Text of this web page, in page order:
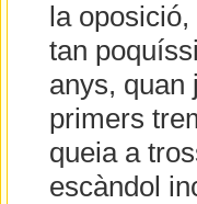
la
tan
anys, quan
primers
queia a
escàndol